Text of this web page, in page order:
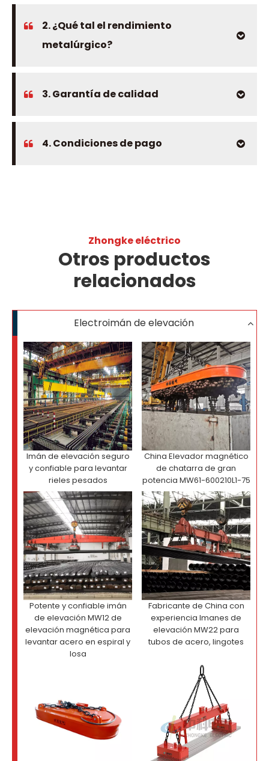
2. ¿Qué tal el rendimiento
metalúrgico?
3. Garantía de calidad
4. Condiciones de pago
Zhongke eléctrico
Otros productos
relacionados
Electroimán de elevación
Imán de elevación seguro
y confiable para levantar
rieles pesados
China Elevador magnético
de chatarra de gran
potencia MW61-600210L1-75
Potente y confiable imán
de elevación MW12 de
elevación magnética para
levantar acero en espiral y
losa
Fabricante de China con
experiencia Imanes de
elevación MW22 para
tubos de acero, lingotes